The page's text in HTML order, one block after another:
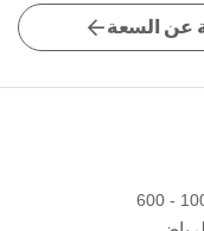
عن السعة
100 -